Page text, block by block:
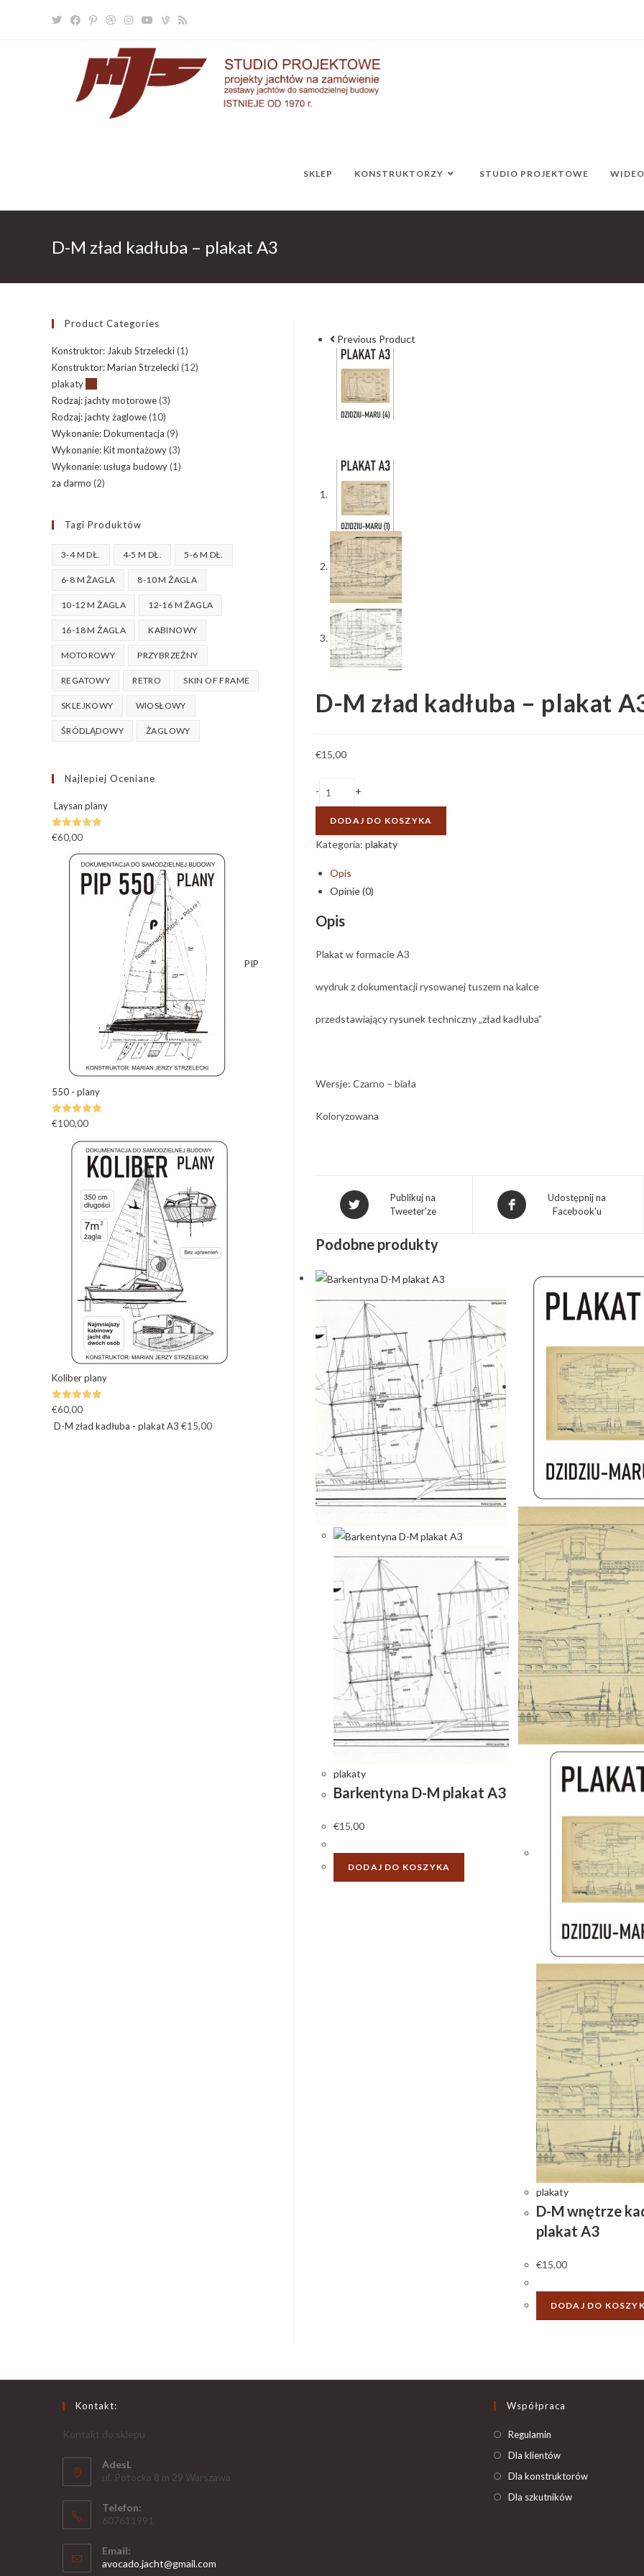
SKLEP KONSTRUKTORZY STUDIO PROJEKTOWE WIDEO
D-M zład kadłuba – plakat A3
Previous Product
D-M zład kadłuba – plakat
€15,00
- +
DODAJ DO KOSZYKA
Kategoria: plakaty
Opis
Opinie (0)
Opis
Plakat w formacie A3
wydruk z dokumentacji rysowanej tuszem na kalce
przedstawiający rysunek techniczny „zład kadłuba”
Wersje: Czarno – biała
Koloryzowana
Publikuj na
Tweeter'ze
Udostępnij na
Facebook'u
Podobne produkty
plakaty
Barkentyna D-M plakat A3
€15,00
DODAJ DO KOSZYKA
plakaty
D-M wnętrze
plakat A3
€15,00
DODAJ DO
Product Categories
Konstruktor: Jakub Strzelecki(1)
Konstruktor: Marian Strzelecki(12)
plakaty (5)
Rodzaj: jachty motorowe(3)
Rodzaj: jachty żaglowe(10)
Wykonanie: Dokumentacja (9)
Wykonanie: Kit montażowy(3)
Wykonanie: usługa budowy(1)
za darmo (2)
Tagi Produktów
3-4 M DŁ. 4-5 M DŁ. 5-6 M DŁ.
6-8 M ŻAGLA 8-10 M ŻAGLA
10-12 M ŻAGLA 12-16 M ŻAGLA
16-18 M ŻAGLA KABINOWY
MOTOROWY PRZYBRZEŻNY
REGATOWY RETRO SKIN OF FRAME
SKLEJKOWY WIOSŁOWY
ŚRÓDLĄDOWY ŻAGLOWY
Najlepiej Oceniane
Laysan plany
Oceniono
€60,00
PIP
550 - plany
Oceniono
€100,00
Koliber plany
Oceniono
5.00 na 5
€60,00
D-M zład kadłuba - plakat A3 €15,00
Kontakt:
Kontakt do sklepu
AdesL
ul. Potocka 8 m 29 Warszawa
Telefon:
607611991
Email:
avocado.jacht@gmail.com
Współpraca
Regulamin
Dla klientów
Dla konstruktorów
Dla szkutników